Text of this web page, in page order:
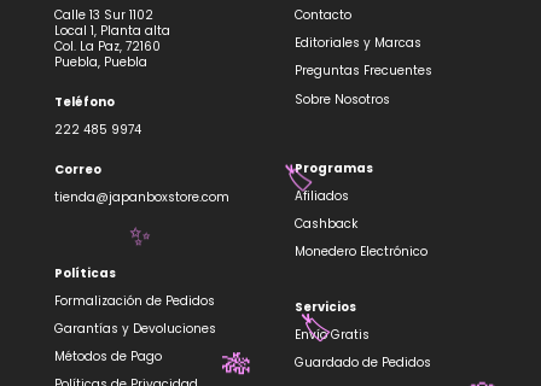
Calle 13 Sur 1102
Local 1, Planta alta
Col. La Paz, 72160
Puebla, Puebla
Teléfono
222 485 9974
Correo
tienda@japanboxstore.com
Políticas
Formalización de Pedidos
Garantías y Devoluciones
Métodos de Pago
Contacto
Editoriales y Marcas
Preguntas Frecuentes
Sobre Nosotros
Programas
Afiliados
Cashback
Monedero Electrónico
Servicios
Envío Gratis
Guardado de Pedidos
🏷️
✨
🎋
🏷️